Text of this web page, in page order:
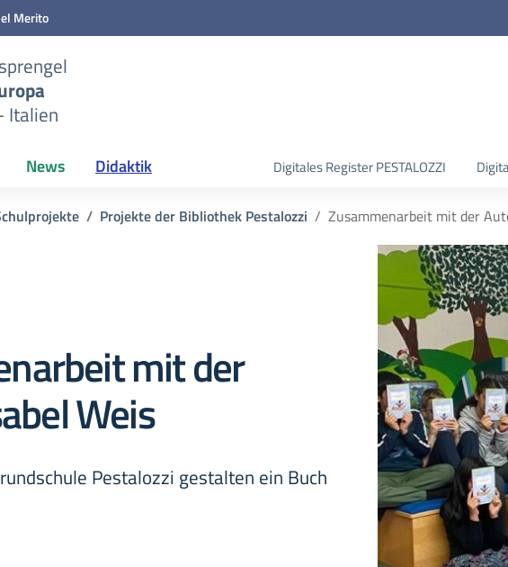
Merito
Italien
News Didaktik Digitales Register PESTALOZZI
Projekte der Bibliothek Pestalozzi Zusammenarbeit mit der
mit der
Weis
Pestalozzi gestalten ein Buch